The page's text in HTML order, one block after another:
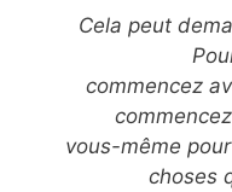
Cela peut
commencez
vous-même
choses